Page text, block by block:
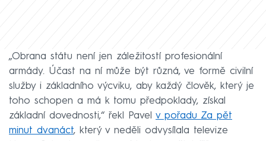
„Obrana státu není jen záležitostí profesionální
armády. Účast na ní může být různá, ve formě civilní
služby i základního výcviku, aby každý člověk, který je
toho schopen a má k tomu předpoklady, získal
základní dovednosti,“ řekl Pavel v pořadu Za pět
minut dvanáct, který v neděli odvysílala televize